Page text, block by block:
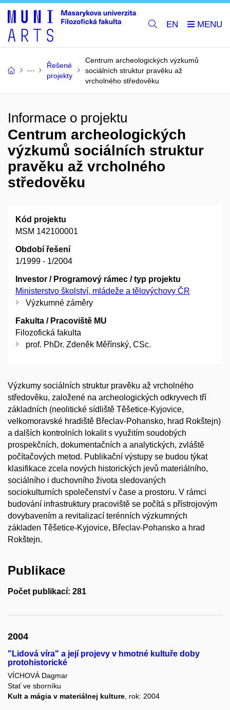
EN
Řešené
projekty
Centrum archeologických výzkumů
sociálních struktur pravěku až
vrcholného středověku
Informace o projektu
Centrum archeologických
výzkumů sociálních struktur
pravěku až vrcholného
středověku
Kód projektu
MSM 142100001
Období řešení
1/1999 - 1/2004
Investor / Programový rámec / typ projektu
Ministerstvo školství, mládeže a tělovýchovy ČR
Výzkumné záměry
Fakulta / Pracoviště MU
Filozofická fakulta
prof. PhDr. Zdeněk Měřínský, CSc.
Výzkumy sociálních struktur pravěku až vrcholného
středověku, založené na archeologických odkryvech tří
základních (neolitické sídliště Těšetice-Kyjovice,
velkomoravské hradiště Břeclav-Pohansko, hrad Rokštejn)
a dalších kontrolních lokalit s využitím soudobých
prospekčních, dokumentačních a analytických, zvláště
počítačových metod. Publikační výstupy se budou týkat
klasifikace zcela nových historických jevů materiálního,
sociálního i duchovního života sledovaných
sociokulturních společenství v čase a prostoru. V rámci
budování infrastruktury pracoviště se počítá s přístrojovým
dovybavením a revitalizací terénních výzkumných
základen Těšetice-Kyjovice, Břeclav-Pohansko a hrad
Rokštejn.
Publikace
Počet publikací: 281
2004
"Lidová víra" a její projevy v hmotné kultuře doby
protohistorické
VÍCHOVÁ Dagmar
Stať ve sborníku
Kult a mágia v materiálnej kulture , rok: 2004